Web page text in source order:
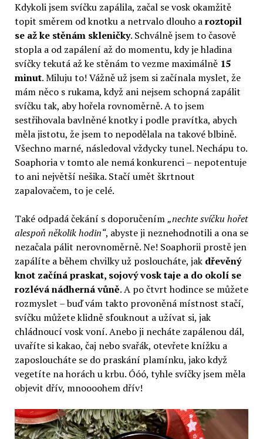
Kdykoli jsem svíčku zapálila, začal se vosk okamžitě
topit směrem od knotku a netrvalo dlouho aroztopil
se až ke stěnám skleničky. Schválně jsem to časově
stopla a od zapálení až do momentu, kdy je hladina
svíčky tekutá až ke stěnám to vezme maximálně 15
minut. Miluju to! Vážně už jsem si začínala myslet, že
mám něco s rukama, když ani nejsem schopná zapálit
svíčku tak, aby hořela rovnoměrně. A to jsem
sestřihovala bavlněné knotky i podle pravítka, abych
měla jistotu, že jsem to nepodělala na takové blbině.
Všechno marné, následoval vždycky tunel. Nechápu to.
Soaphoria v tomto ale nemá konkurenci – nepotentuje
to ani největší nešika. Stačí umět škrtnout
zapalovačem, to je celé.
Také odpadá čekání s doporučením„nechte svíčku hořet
alespoň několik hodin“, abyste ji neznehodnotili a ona se
nezačala pálit nerovnoměrně. Ne! Soaphorii prostě jen
zapálíte a během chvilky už posloucháte, jak dřevěný
knot začíná praskat, sojový vosk taje a do okolí se
rozlévá nádherná vůně. A po čtvrt hodince se můžete
rozmyslet – buď vám takto provoněná místnost stačí,
svíčku můžete klidně sfouknout a užívat si, jak
chládnoucí vosk voní. Anebo ji necháte zapálenou dál,
uvaříte si kakao, čaj nebo svařák, otevřete knížku a
zaposloucháte se do praskání plamínku, jako když
vegetíte na horách u krbu. Óóó, tyhle svíčky jsem měla
objevit dřív, mnoooohem dřív!